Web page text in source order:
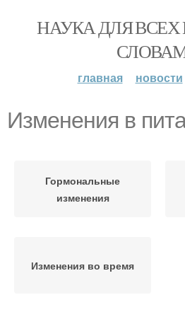
НАУКА ДЛЯ
главная новости
Изменения в
Гормональные
изменения
Изменения во время